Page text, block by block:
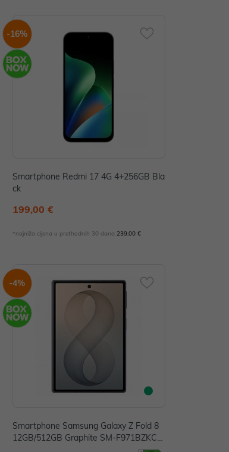
-16%
Smartphone Redmi 17 4G 4+256GB Bla
ck
199,00 €
*najniža cijena u prethodnih 30 dana 239,00 €
-4%
Smartphone Samsung Galaxy Z Fold 8
12GB/512GB Graphite SM-F971BZKCE